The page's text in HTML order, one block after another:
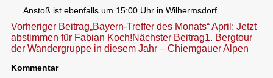
Anstoß ist ebenfalls um 15:00 Uhr in Wilhermsdorf.
Beitragsnavigation
Vorheriger Beitrag„Bayern-Treffer des Monats“ April: Jetzt
abstimmen für Fabian Koch!Nächster Beitrag1. Bergtour
der Wandergruppe in diesem Jahr – Chiemgauer Alpen
Kommentar